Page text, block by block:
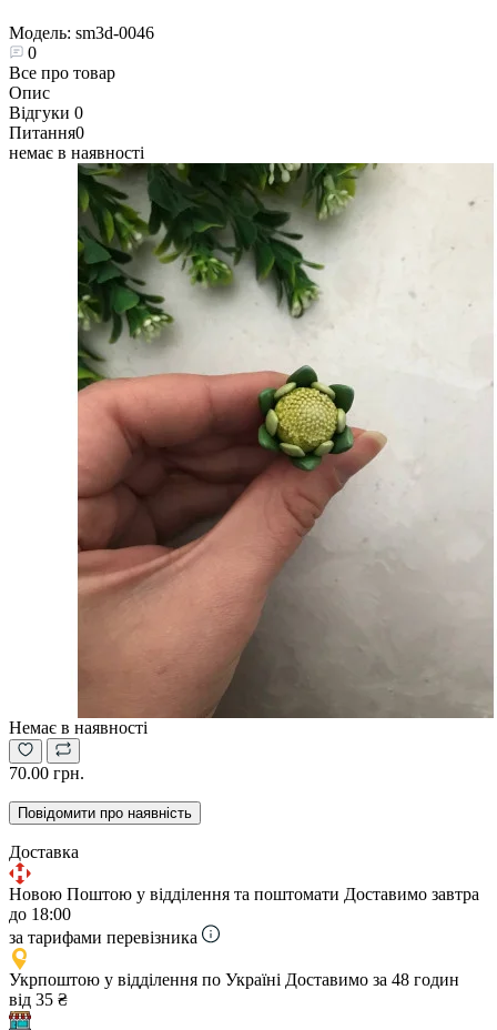
Модель: sm3d-0046
0
Все про товар
Опис
Відгуки 0
Питання0
немає в наявності
Немає в наявності
70.00 грн.
Повідомити про наявність
Доставка
Новою Поштою у відділення та поштомати Доставимо завтра
до 18:00
за тарифами перевізника
Укрпоштою у відділення по Україні Доставимо за 48 годин
від 35 ₴